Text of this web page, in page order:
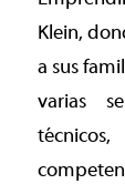
Klein,
a sus
varias